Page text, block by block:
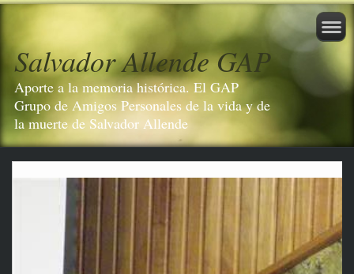
Salvador Allende GAP
Aporte a la memoria histórica. El GAP
Grupo de Amigos Personales de la vida y de
la muerte de Salvador Allende